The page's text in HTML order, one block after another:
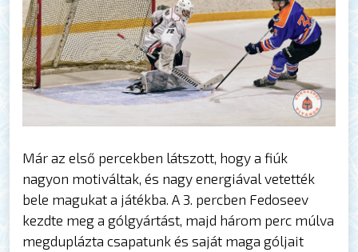
Már az első percekben látszott, hogy a fiúk
nagyon motiváltak, és nagy energiával vetették
bele magukat a játékba. A 3. percben Fedoseev
kezdte meg a gólgyártást, majd három perc múlva
megduplázta csapatunk és saját maga góljait